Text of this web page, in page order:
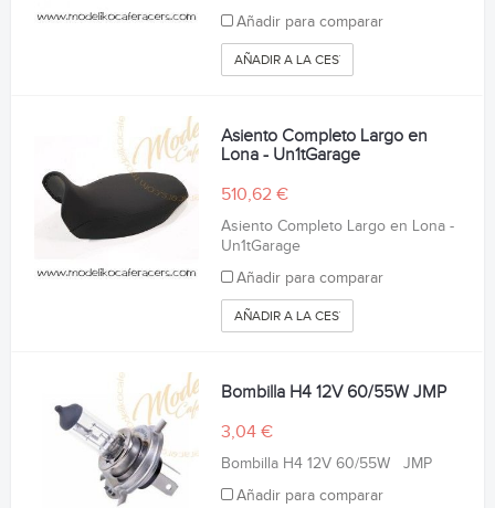
Añadir para comparar
AÑADIR A LA CESTA
Asiento Completo Largo en
Lona - Un1tGarage
510,62 €
Asiento Completo Largo en Lona -
Un1tGarage
Añadir para comparar
AÑADIR A LA CESTA
Bombilla H4 12V 60/55W JMP
3,04 €
Bombilla H4 12V 60/55W JMP
Añadir para comparar